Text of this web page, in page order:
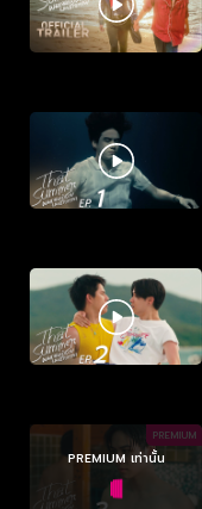
PREMIUM
PREMIUM เท่านั้น